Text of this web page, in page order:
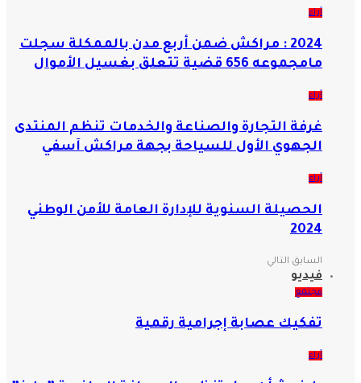
آراء
2024 : مراكش ضمن أربع مدن بالممكلة سجلت
مامجموعه 656 قضية تتعلق بغسيل الأموال
آراء
غرفة التجارة والصناعة والخدمات تنظم المنتدى
الجهوي الأول للسياحة بجهة مراكش آسفي
آراء
الحصيلة السنوية للإدارة العامة للأمن الوطني
2024
السابق التالي
فيديو
مجتمع
تفكيك عصابة إجرامية رقمية
آراء